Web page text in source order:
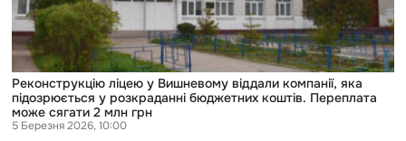
розкраданні
бюджетних
коштів.
Переплата
може
сягати
млн
Реконструкцію ліцею у Вишневому віддали компанії, яка
підозрюється у розкраданні бюджетних коштів. Переплата
може сягати 2 млн грн
5 Березня 2026, 10:00